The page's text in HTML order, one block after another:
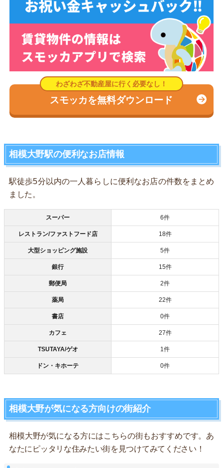
スモッカを無料ダウンロード
相模大野駅の便利なお店情報
駅徒歩5分以内の一人暮らしに便利なお店の件数をまとめ
ました。
スーパー 6件
レストラン/ファストフード店 18件
大型ショッピング施設 5件
銀行 15件
郵便局 2件
薬局 22件
書店 0件
カフェ 27件
TSUTAYA/ゲオ 1件
ドン・キホーテ 0件
相模大野が気になる方向けの街紹介
相模大野が気になる方にはこちらの街もおすすめです。あ
なたにピッタリな住みたい街を見つけてみてください！